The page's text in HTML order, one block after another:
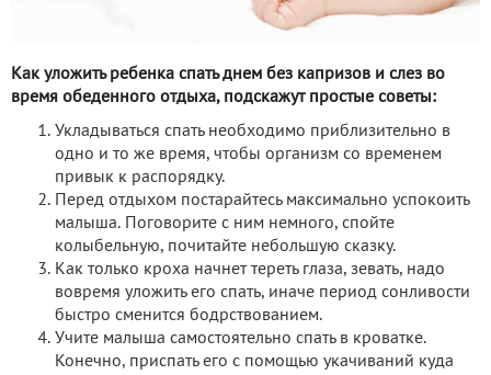
Как уложить ребенка спать днем без капризов и слез во
время обеденного отдыха, подскажут простые советы:
Укладываться спать необходимо приблизительно в
одно и то же время, чтобы организм со временем
привык к распорядку.
Перед отдыхом постарайтесь максимально успокоить
малыша. Поговорите с ним немного, спойте
колыбельную, почитайте небольшую сказку.
Как только кроха начнет тереть глаза, зевать, надо
вовремя уложить его спать, иначе период сонливости
быстро сменится бодрствованием.
Учите малыша самостоятельно спать в кроватке.
Конечно, приспать его с помощью укачиваний куда